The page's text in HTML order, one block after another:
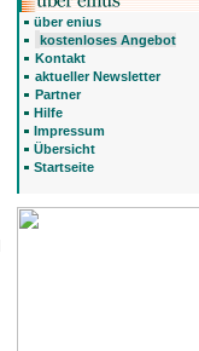
über enius
kostenloses Angebot
Kontakt
aktueller Newsletter
Partner
Hilfe
Impressum
Übersicht
Startseite